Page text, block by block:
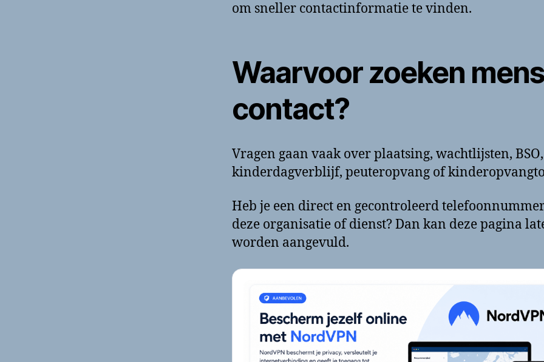
om sneller contactinformatie te vinden.
Waarvoor zoeken
contact?
Vragen gaan vaak over plaatsing, wachtlijsten, BSO,
kinderdagverblijf, peuteropvang of
Heb je een direct en gecontroleerd
deze organisatie of dienst? Dan kan deze pagina
worden aangevuld.